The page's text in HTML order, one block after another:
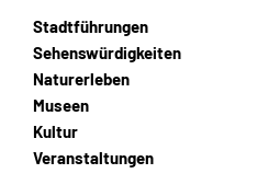
Stadtführungen
Sehenswürdigkeiten
Naturerleben
Museen
Kultur
Veranstaltungen